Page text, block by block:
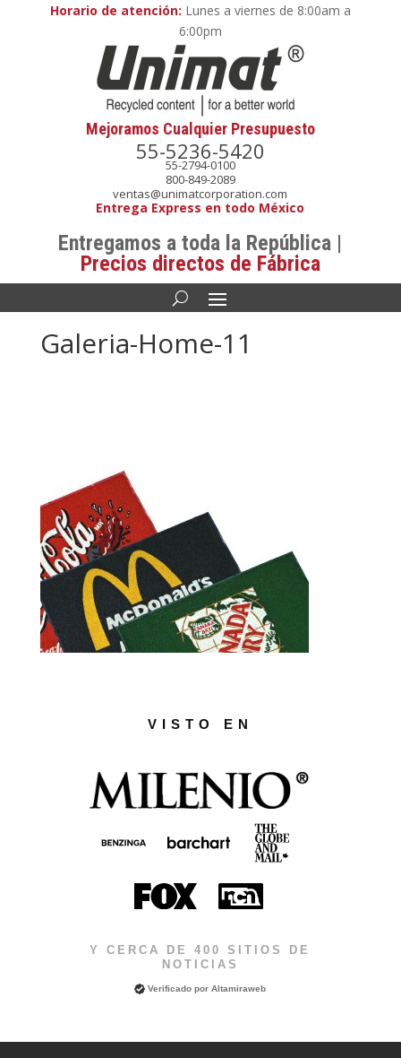
Horario de atención: Lunes a viernes de 8:00am a
6:00pm
Mejoramos Cualquier Presupuesto
55-5236-5420
55-2794-0100
800-849-2089
ventas@unimatcorporation.com
Entrega Express en todo México
Entregamos a toda la República |
Precios directos de Fábrica
Galeria-Home-11
VISTO EN
Y CERCA DE 400 SITIOS DE
NOTICIAS
Verificado porAltamiraweb